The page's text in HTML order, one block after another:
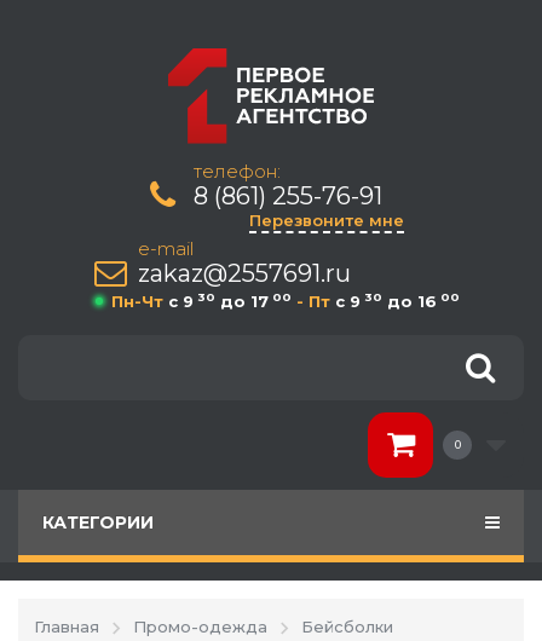
телефон:
8 (861) 255-76-91
Перезвоните мне
e-mail
zakaz@2557691.ru
Пн-Чт c 9 30 до 17 00 - Пт c 9 30 до 16 00
0
КАТЕГОРИИ
Главная Промо-одежда
Бейсболки